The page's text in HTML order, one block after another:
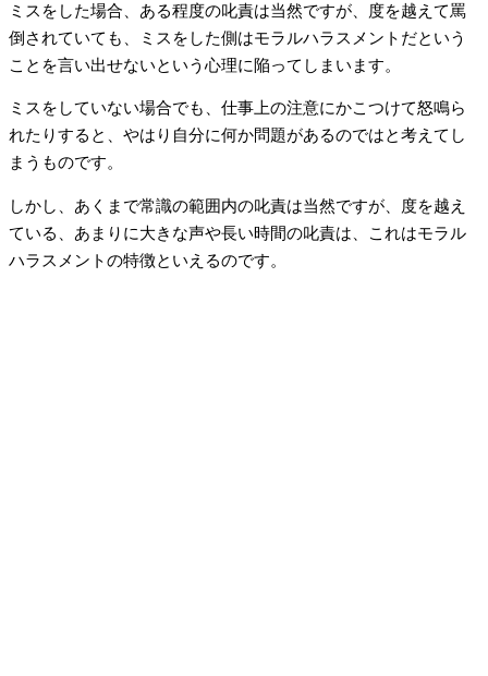
ミスをした場合、ある程度の叱責は当然ですが、度を越えて罵
倒されていても、ミスをした側はモラルハラスメントだという
ことを言い出せないという心理に陥ってしまいます。
ミスをしていない場合でも、仕事上の注意にかこつけて怒鳴ら
れたりすると、やはり自分に何か問題があるのではと考えてし
まうものです。
しかし、あくまで常識の範囲内の叱責は当然ですが、度を越え
ている、あまりに大きな声や長い時間の叱責は、これはモラル
ハラスメントの特徴といえるのです。